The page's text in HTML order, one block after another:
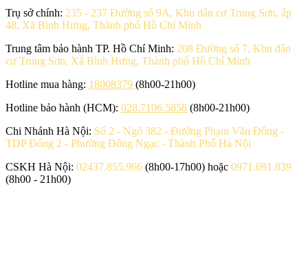
Trụ sở chính: 235 - 237 Đường số 9A, Khu dân cư Trung Sơn, ấp
48, Xã Bình Hưng, Thành phố Hồ Chí Minh
Trung tâm bảo hành TP. Hồ Chí Minh: 208 Đường số 7, Khu dân
cư Trung Sơn, Xã Bình Hưng, Thành phố Hồ Chí Minh
Hotline mua hàng: 18008379 (8h00-21h00)
Hotline bảo hành (HCM): 028.7106.5858 (8h00-21h00)
Chi Nhánh Hà Nội: Số 2 - Ngõ 382 - Đường Phạm Văn Đồng -
TDP Đống 2 - Phường Đông Ngạc - Thành Phố Hà Nội
CSKH Hà Nội: 02437.855.966 (8h00-17h00) hoặc 0971.691.839
(8h00 - 21h00)